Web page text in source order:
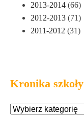
2013-2014 (66)
2012-2013 (71)
2011-2012 (31)
Kronika szkoły